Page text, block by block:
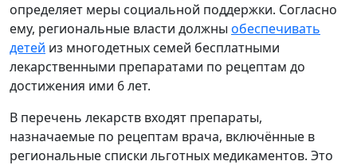
определяет меры социальной поддержки. Согласно
ему, региональные власти должны обеспечивать
детей из многодетных семей бесплатными
лекарственными препаратами по рецептам до
достижения ими 6 лет.
В перечень лекарств входят препараты,
назначаемые по рецептам врача, включённые в
региональные списки льготных медикаментов. Это